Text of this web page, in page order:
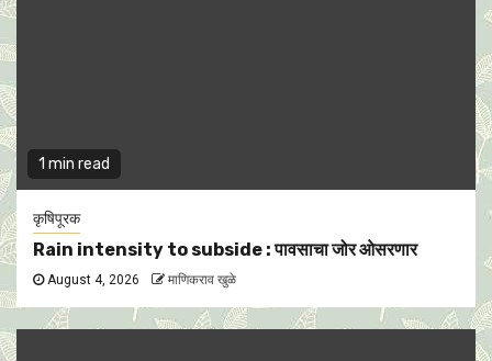
1 min read
कृषिपूरक
Rain intensity to subside : पावसाचा जोर ओसरणार
August 4, 2026 माणिकराव खुळे